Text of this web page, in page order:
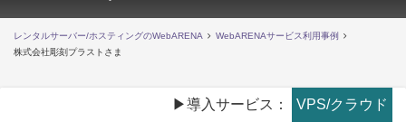
レンタルサーバー/ホスティングのWebARENA
WebARENAサービス利用事例
株式会社彫刻プラストさま
▶導入サービス： VPS/クラウド